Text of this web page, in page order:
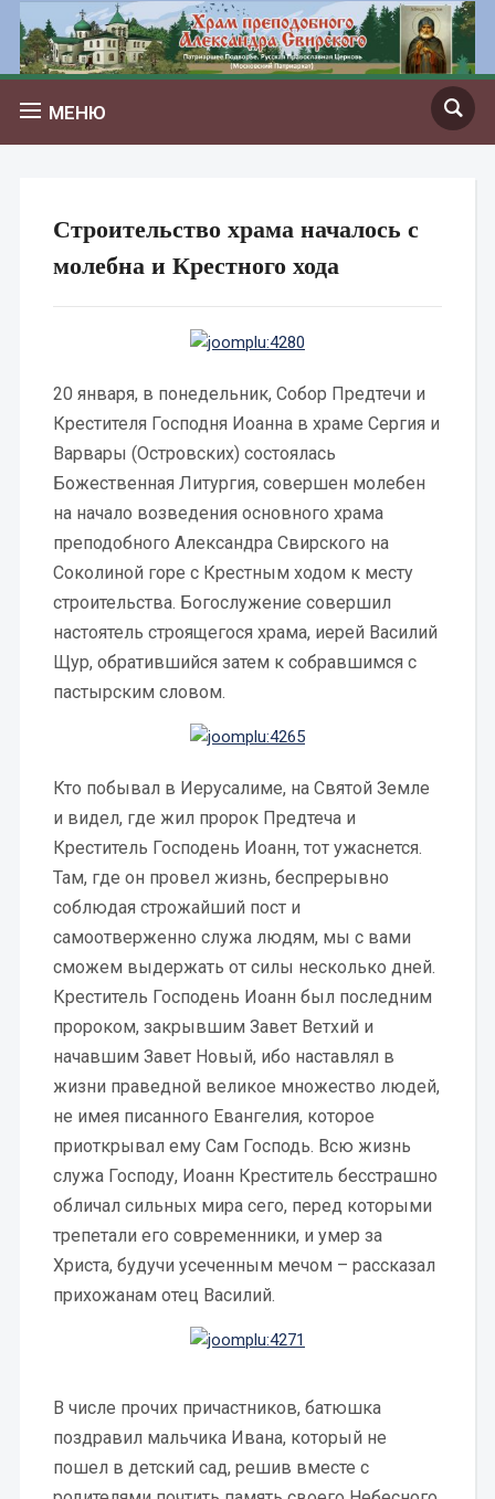
МЕНЮ
Строительство храма началось с
молебна и Крестного хода
20 января, в понедельник, Собор Предтечи и
Крестителя Господня Иоанна в храме Сергия и
Варвары (Островских) состоялась
Божественная Литургия, совершен молебен
на начало возведения основного храма
преподобного Александра Свирского на
Соколиной горе с Крестным ходом к месту
строительства. Богослужение совершил
настоятель строящегося храма, иерей Василий
Щур, обратившийся затем к собравшимся с
пастырским словом.
Кто побывал в Иерусалиме, на Святой Земле
и видел, где жил пророк Предтеча и
Креститель Господень Иоанн, тот ужаснется.
Там, где он провел жизнь, беспрерывно
соблюдая строжайший пост и
самоотверженно служа людям, мы с вами
сможем выдержать от силы несколько дней.
Креститель Господень Иоанн был последним
пророком, закрывшим Завет Ветхий и
начавшим Завет Новый, ибо наставлял в
жизни праведной великое множество людей,
не имея писанного Евангелия, которое
приоткрывал ему Сам Господь. Всю жизнь
служа Господу, Иоанн Креститель бесстрашно
обличал сильных мира сего, перед которыми
трепетали его современники, и умер за
Христа, будучи усеченным мечом – рассказал
прихожанам отец Василий.
В числе прочих причастников, батюшка
поздравил мальчика Ивана, который не
пошел в детский сад, решив вместе с